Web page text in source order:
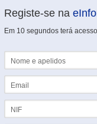
Registe-se na
Em 10 segundos terá